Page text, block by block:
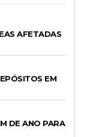
AFETADAS
EM
DE ANO PARA